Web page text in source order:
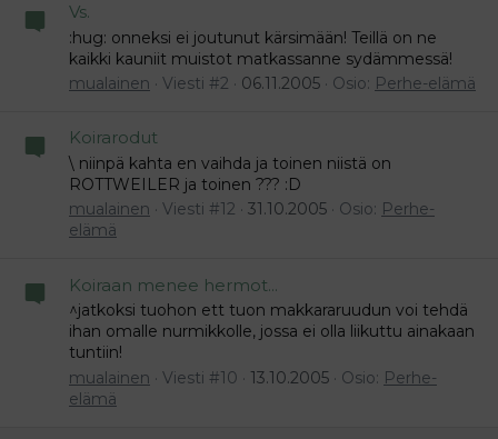
Vs.
:hug: onneksi ei joutunut kärsimään! Teillä on ne
kaikki kauniit muistot matkassanne sydämmessä!
mualainen
Viesti #2 06.11.2005 Osio: Perhe-elämä
Koirarodut
\ niinpä kahta en vaihda ja toinen niistä on
ROTTWEILER ja toinen ??? :D
mualainen
Viesti #12 31.10.2005 Osio: Perhe-
elämä
Koiraan menee hermot...
^jatkoksi tuohon ett tuon makkararuudun voi tehdä
ihan omalle nurmikkolle, jossa ei olla liikuttu ainakaan
tuntiin!
mualainen
Viesti #10 13.10.2005 Osio: Perhe-
elämä